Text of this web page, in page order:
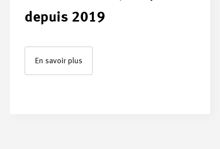
depuis 2019
En savoir plus